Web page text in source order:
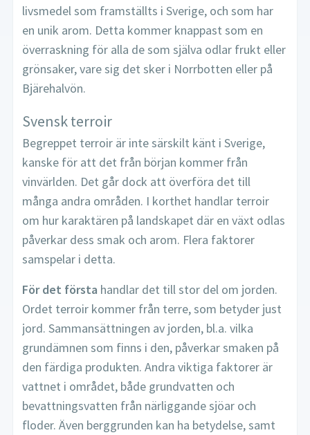
livsmedel som framställts i Sverige, och som har
en unik arom. Detta kommer knappast som en
överraskning för alla de som själva odlar frukt eller
grönsaker, vare sig det sker i Norrbotten eller på
Bjärehalvön.
Svensk terroir
Begreppet terroir är inte särskilt känt i Sverige,
kanske för att det från början kommer från
vinvärlden. Det går dock att överföra det till
många andra områden. I korthet handlar terroir
om hur karaktären på landskapet där en växt odlas
påverkar dess smak och arom. Flera faktorer
samspelar i detta.
För det första handlar det till stor del om jorden.
Ordet terroir kommer från terre, som betyder just
jord. Sammansättningen av jorden, bl.a. vilka
grundämnen som finns i den, påverkar smaken på
den färdiga produkten. Andra viktiga faktorer är
vattnet i området, både grundvatten och
bevattningsvatten från närliggande sjöar och
floder. Även berggrunden kan ha betydelse, samt